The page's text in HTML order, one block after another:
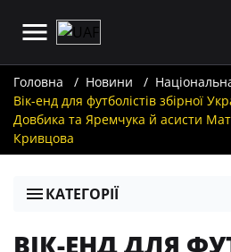
Головна Новини
Вік-енд для футболістів збірної
Довбика та Яремчука й асисти
Кривцова
КАТЕГОРІЇ
ВІК-ЕНД ДЛЯ